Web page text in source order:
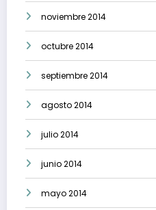
noviembre 2014
octubre 2014
septiembre 2014
agosto 2014
julio 2014
junio 2014
mayo 2014